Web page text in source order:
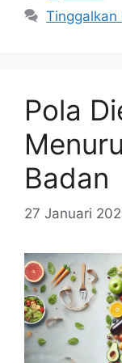
Tinggalkan
Pola
Badan
27 Januari